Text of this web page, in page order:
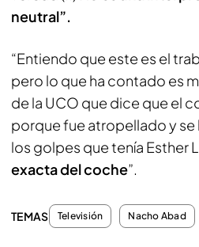
neutral”.
“Entiendo que este es el
pero lo que ha contado es
de la UCO que dice que el
porque fue atropellado y
los golpes que tenía Esther
exacta del coche”.
TEMAS Televisión Nacho Abad